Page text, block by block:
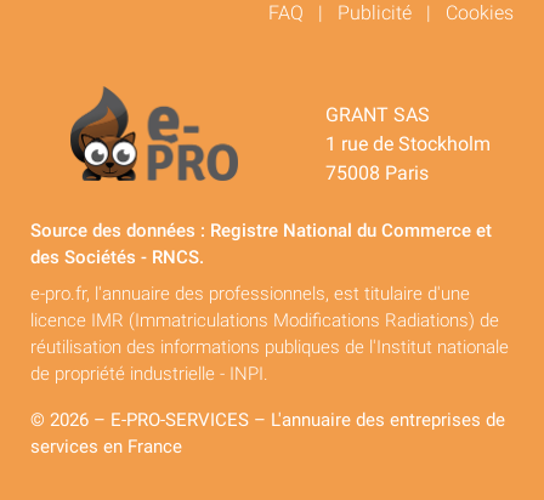
FAQ | Publicité | Cookies
GRANT SAS
1 rue de Stockholm
75008 Paris
Source des données : Registre National du Commerce et
des Sociétés - RNCS.
e-pro.fr, l'annuaire des professionnels, est titulaire d'une
licence IMR (Immatriculations Modifications Radiations) de
réutilisation des informations publiques de l'Institut nationale
de propriété industrielle - INPI.
© 2026 – E-PRO-SERVICES – L'annuaire des entreprises de
services en France